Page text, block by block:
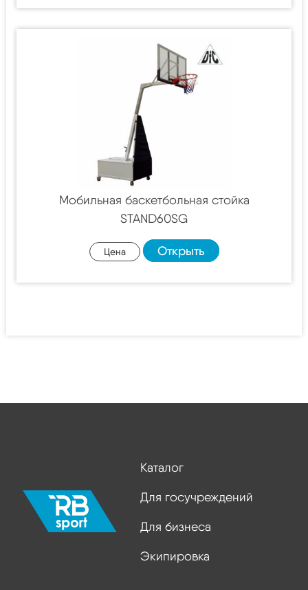
Мобильная баскетбольная стойка
STAND60SG
Цена Открыть
Каталог
Для госучреждений
Для бизнеса
Экипировка